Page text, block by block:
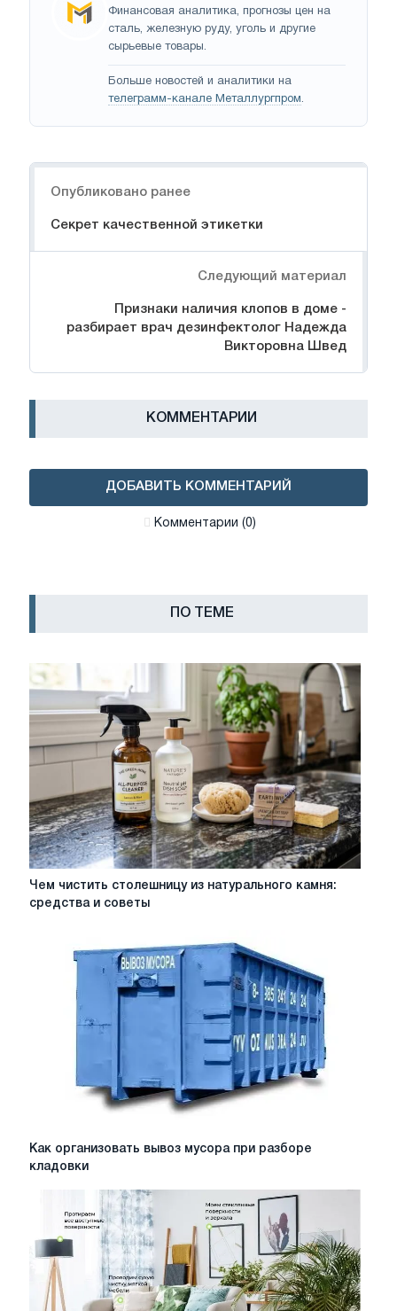
Финансовая аналитика, прогнозы цен на
сталь, железную руду, уголь и другие
сырьевые товары.
Больше новостей и аналитики на
телеграмм-канале Металлургпром.
Опубликовано ранее
Секрет качественной этикетки
Следующий материал
Признаки наличия клопов в доме -
разбирает врач дезинфектолог Надежда
Викторовна Швед
КОММЕНТАРИИ
ДОБАВИТЬ КОММЕНТАРИЙ
Комментарии (0)
ПО ТЕМЕ
Чем
натурального
средства
Чем чистить столешницу из натурального камня:
средства и советы
Как
организовать
разборе
кладовки
Как организовать вывоз мусора при разборе
кладовки